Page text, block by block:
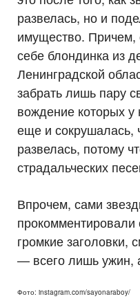
развелась, но и
имущество. Причем,
себе блондинка из
Ленинградской
забрать лишь пару
вождение которых у
еще и сокрушалась,
развелась, потому
страдальческих
Впрочем, сами
громкие заголовки,
— всего лишь ужин,
Фото: instagram.com/sayonaraboy/